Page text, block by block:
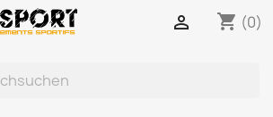
shopping_cart (0)
